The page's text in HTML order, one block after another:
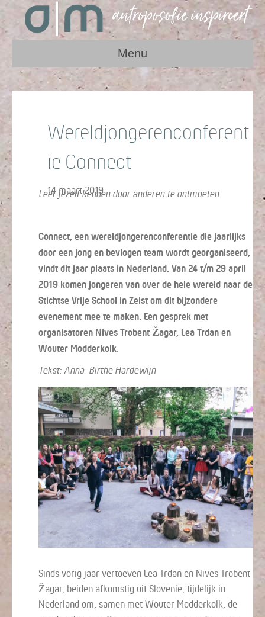
Menu
Wereldjongerenconferent
ie Connect
14 maart 2019
Leer jezelf kennen door anderen te ontmoeten
Connect, een wereldjongerenconferentie die jaarlijks
door een jong en bevlogen team wordt georganiseerd,
vindt dit jaar plaats in Nederland. Van 24 t/m 29 april
2019 komen jongeren van over de hele wereld naar de
Stichtse Vrije School in Zeist om dit bijzondere
evenement mee te maken. Een gesprek met
organisatoren Nives Trobent Žagar, Lea Trdan en
Wouter Modderkolk.
Tekst: Anna-Birthe Hardewijn
Sinds vorig jaar vertoeven Lea Trdan en Nives Trobent
Žagar, beiden afkomstig uit Slovenië, tijdelijk in
Nederland om, samen met Wouter Modderkolk, de